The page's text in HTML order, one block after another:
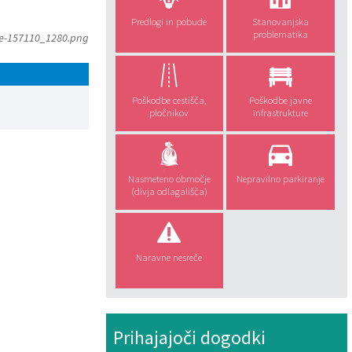
157110_1280.png
Predlogi in pobude
Stanovanjska
problematika
Poškodbe cestišča,
pločnikov
Poškodbe javne
infrastrukture
Nasmeteno območje
(divja odlagališča)
Nepravilno parkiranje
Naravne nesreče
Prihajajoči dogodki